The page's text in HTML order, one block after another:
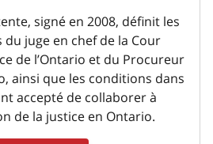
signé en 2008, définit les
juge en chef de la Cour
de l’Ontario et du Procureur
ainsi que les conditions dans
accepté de collaborer à
de la justice en Ontario.